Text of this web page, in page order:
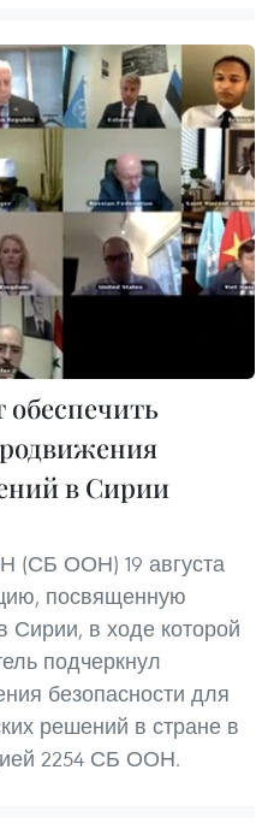
в Сирии
(СБ ООН) 19 августа
посвященную
Сирии, в ходе которой
подчеркнул
безопасности для
решений в стране в
2254 СБ ООН.